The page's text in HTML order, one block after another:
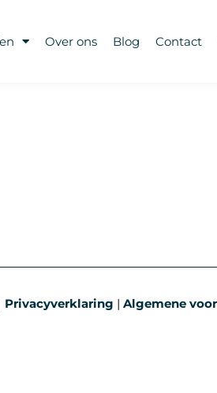
Over ons Blog Contact
Privacyverklaring | Algemene